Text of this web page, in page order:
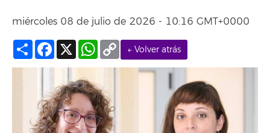
miércoles 08 de julio de 2026 - 10:16 GMT+0000
← Volver atrás
Compartir
Facebook
X WhatsApp
Copy
Link